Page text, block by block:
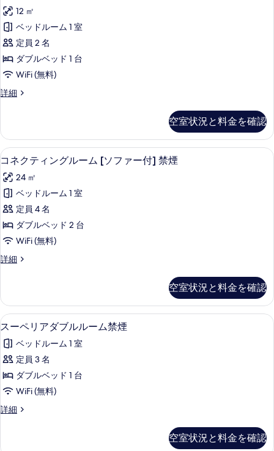
る
の
写
真
を
表
示
煙
の
詳
細
ブ
ル
ル
ー
ム
ン
シ
ー
ト
付]
禁
煙
の
す
べ
写
真
を
表
示
す
12 ㎡
ベッドルーム 1 室
定員 2 名
ダブルベッド 1 台
WiFi (無料)
詳細
ダ
ー
ム
[ベ
チ
シ
ー
ト
付]
禁
煙
の
空室状況と料金を確認
コ
ネ
ク
テ
ィ
ン
ル
ム
[ソ
フ
ァ
ー
付]
禁
煙
コネクティングルーム [ソファー付]
6
コネクティングルーム [ソファー付] 禁煙
24 ㎡
ベッドルーム 1 室
定員 4 名
ダブルベッド 2 台
WiFi (無料)
詳細
コ
ィ
ン
グ
ー
ム
フ
ァ
付]
空室状況と料金を確認
ス
ー
ペ
リ
ア
ブ
ル
スーペリアダブルルーム禁煙 | デス
1
スーペリアダブルルーム禁煙
ベッドルーム 1 室
定員 3 名
ダブルベッド 1 台
WiFi (無料)
詳細
ス
空室状況と料金を確認